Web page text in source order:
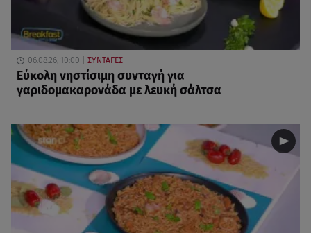
06.08.26, 10:00 ΣΥΝΤΑΓΕΣ
Eύκολη νηστίσιμη συνταγή για
γαριδομακαρονάδα με λευκή σάλτσα